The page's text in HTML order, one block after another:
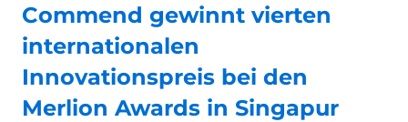
Commend gewinnt vierten
internationalen
Innovationspreis bei den
Merlion Awards in Singapur